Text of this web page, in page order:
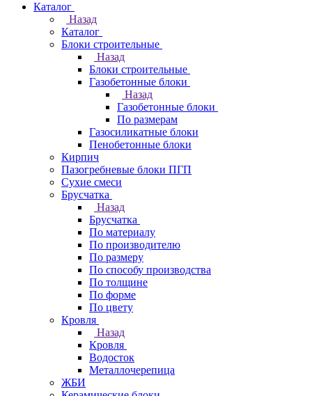
Каталог
Назад
Каталог
Блоки строительные
Назад
Блоки строительные
Газобетонные блоки
Назад
Газобетонные блоки
По размерам
Газосиликатные блоки
Пенобетонные блоки
Кирпич
Пазогребневые блоки ПГП
Сухие смеси
Брусчатка
Назад
Брусчатка
По материалу
По производителю
По размеру
По способу производства
По толщине
По форме
По цвету
Кровля
Назад
Кровля
Водосток
Металлочерепица
ЖБИ